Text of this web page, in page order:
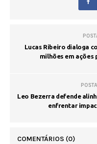
Lucas Ribeiro dialoga
milhões em ações
Leo Bezerra defende
enfrentar
COMENTÁRIOS (0)